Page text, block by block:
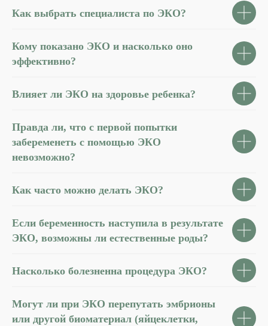
Как выбрать специалиста по ЭКО?
Кому показано ЭКО и насколько оно
эффективно?
Влияет ли ЭКО на здоровье ребенка?
Правда ли, что с первой попытки
забеременеть с помощью ЭКО
невозможно?
Как часто можно делать ЭКО?
Если беременность наступила в результате
ЭКО, возможны ли естественные роды?
Насколько болезненна процедура ЭКО?
Могут ли при ЭКО перепутать эмбрионы
или другой биоматериал (яйцеклетки,